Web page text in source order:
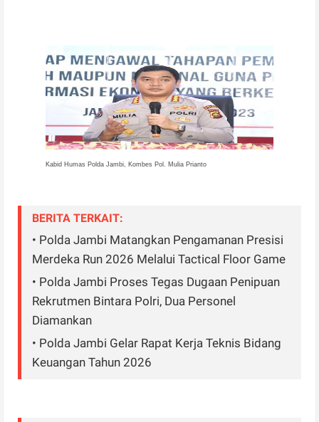
Kabid Humas Polda Jambi, Kombes Pol. Mulia Prianto
BERITA TERKAIT:
• Polda Jambi Matangkan Pengamanan Presisi
Merdeka Run 2026 Melalui Tactical Floor Game
• Polda Jambi Proses Tegas Dugaan Penipuan
Rekrutmen Bintara Polri, Dua Personel
Diamankan
• Polda Jambi Gelar Rapat Kerja Teknis Bidang
Keuangan Tahun 2026